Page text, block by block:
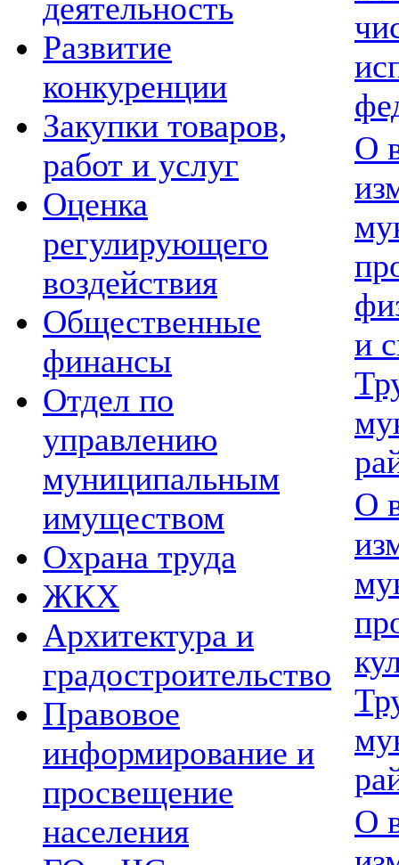
деятельность
Развитие
конкуренции
Закупки товаров,
работ и услуг
Оценка
регулирующего
воздействия
Общественные
финансы
Отдел по
управлению
муниципальным
имуществом
Охрана труда
ЖКХ
Архитектура и
градостроительство
Правовое
информирование и
просвещение
населения
О
и
О
О